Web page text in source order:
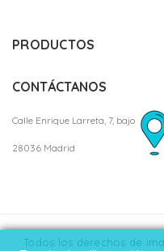
PRODUCTOS
CONTÁCTANOS
Calle Enrique Larreta, 7, bajo
28036 Madrid
Todos los derechos de